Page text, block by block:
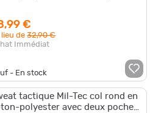
€
lieu de32,90 €
Immédiat
- En stock
tactique Mil-Tec col rond en
polyester avec deux poches